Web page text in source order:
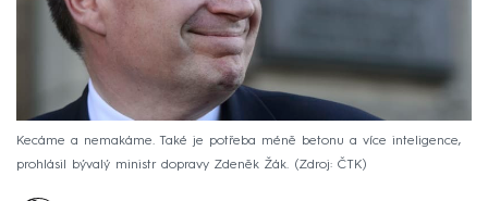
Kecáme a nemakáme. Také je potřeba méně betonu a více inteligence,
prohlásil bývalý ministr dopravy Zdeněk Žák.
Zdroj: ČTK